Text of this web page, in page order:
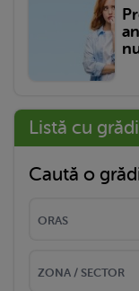
Listă cu
Caută o